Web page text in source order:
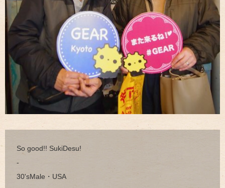
So good!! SukiDesu!
-
30'sMale・USA